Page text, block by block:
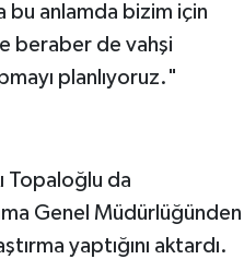
bu anlamda bizim için
beraber de vahşi
planlıyoruz."
Topaloğlu da
Genel Müdürlüğünden
yaptığını aktardı.